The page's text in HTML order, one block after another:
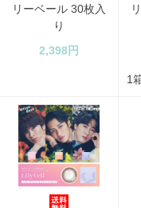
リーベール 30枚入
り
2,398円
1